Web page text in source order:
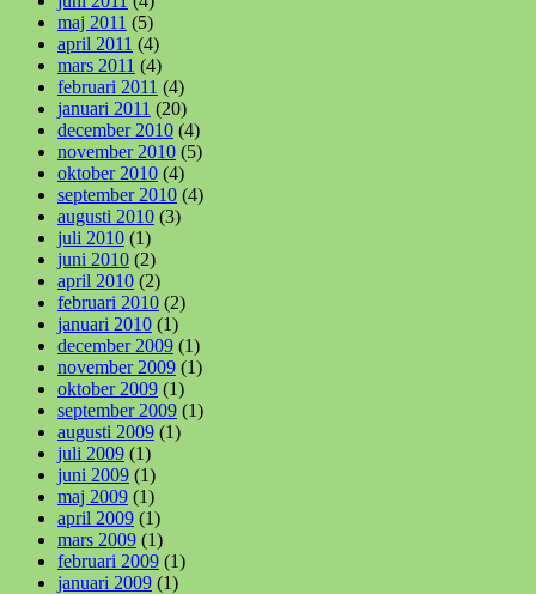
maj 2011 (5)
april 2011 (4)
mars 2011 (4)
februari 2011 (4)
januari 2011 (20)
december 2010 (4)
november 2010 (5)
oktober 2010 (4)
september 2010 (4)
augusti 2010 (3)
juli 2010 (1)
juni 2010 (2)
april 2010 (2)
februari 2010 (2)
januari 2010 (1)
december 2009 (1)
november 2009 (1)
oktober 2009 (1)
september 2009 (1)
augusti 2009 (1)
juli 2009 (1)
juni 2009 (1)
maj 2009 (1)
april 2009 (1)
mars 2009 (1)
februari 2009 (1)
januari 2009 (1)